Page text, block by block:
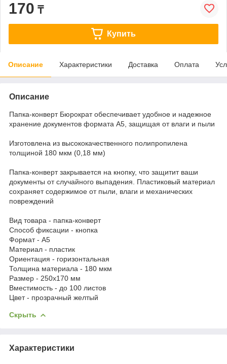
170 ₸
Купить
Описание Характеристики Доставка Оплата
Описание
Папка-конверт Бюрократ обеспечивает удобное и надежное
хранение документов формата А5, защищая от влаги и пыли
Изготовлена из высококачественного полипропилена
толщиной 180 мкм (0,18 мм)
Папка-конверт закрывается на кнопку, что защитит ваши
документы от случайного выпадения. Пластиковый материал
сохраняет содержимое от пыли, влаги и механических
повреждений
Вид товара - папка-конверт
Способ фиксации - кнопка
Формат - А5
Материал - пластик
Ориентация - горизонтальная
Толщина материала - 180 мкм
Размер - 250х170 мм
Вместимость - до 100 листов
Цвет - прозрачный желтый
Скрыть
Характеристики